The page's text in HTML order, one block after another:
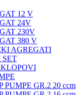
12 V
24V
230V
380 V
AGREGATI
GR.2 20 ccm